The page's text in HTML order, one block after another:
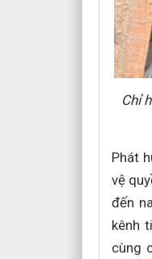
Chỉ
Phát
vệ
đến
kênh
cùng